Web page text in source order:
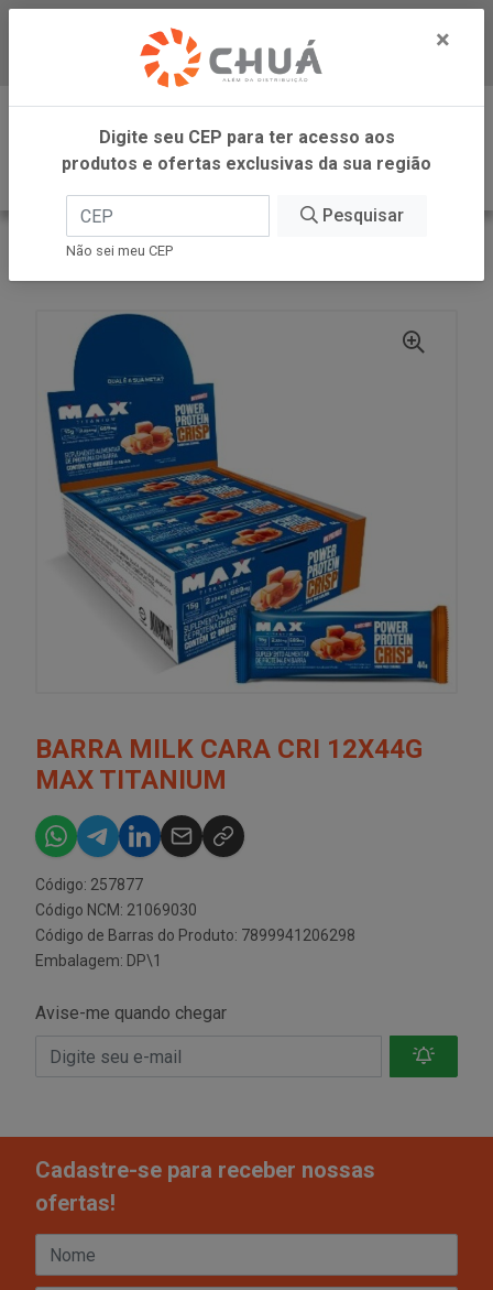
Baixe já nosso APP
0
INÍCIO
BARRA MILK CARA CRI 12X44G
MAX TITANIUM
Código: 257877
Código NCM: 21069030
Código de Barras do Produto: 7899941206298
Embalagem: DP\1
Avise-me quando chegar
Cadastre-se para receber nossas
ofertas!
×
Digite seu CEP para ter acesso aos
produtos e ofertas exclusivas da sua região
Pesquisar
Não sei meu CEP